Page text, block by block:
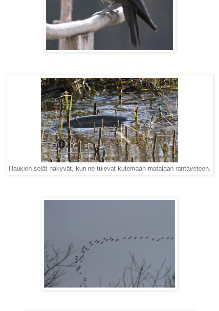
Haukien selät näkyvät, kun ne tulevat kutemaan matalaan rantaveteen.